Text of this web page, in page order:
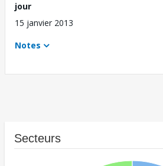
jour
15 janvier 2013
Notes
Secteurs